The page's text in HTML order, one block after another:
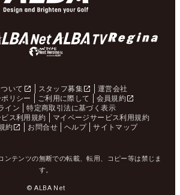
いて スタッフ募集
運営会社
リシー
ご利用に際して
会員規約
イン
特定商取引法に基づく表示
ス利用規約
マイページサービス利用規約
約
お問合せ ヘルプ サイトマップ
ンテンツの無断での転載、転用、コピー等は禁じま
す。
© ALBA Net